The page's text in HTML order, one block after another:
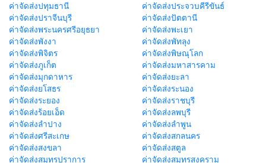
ค่าจัดส่งปทุมธานี
ค่าจัดส่งประจวบคีรีขันธ์
ค่าจัดส่งปราจีนบุรี
ค่าจัดส่งปัตตานี
ค่าจัดส่งพระนครศรีอยุธยา
ค่าจัดส่งพะเยา
ค่าจัดส่งพังงา
ค่าจัดส่งพัทลุง
ค่าจัดส่งพิจิตร
ค่าจัดส่งพิษณุโลก
ค่าจัดส่งภูเก็ต
ค่าจัดส่งมหาสารคาม
ค่าจัดส่งมุกดาหาร
ค่าจัดส่งยะลา
ค่าจัดส่งยโสธร
ค่าจัดส่งระนอง
ค่าจัดส่งระยอง
ค่าจัดส่งราชบุรี
ค่าจัดส่งร้อยเอ็ด
ค่าจัดส่งลพบุรี
ค่าจัดส่งลำปาง
ค่าจัดส่งลำพูน
ค่าจัดส่งศรีสะเกษ
ค่าจัดส่งสกลนคร
ค่าจัดส่งสงขลา
ค่าจัดส่งสตูล
ค่าจัดส่งสมุทรปราการ
ค่าจัดส่งสมุทรสงคราม